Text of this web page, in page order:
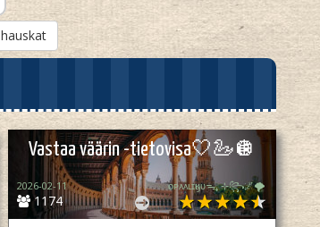
hauskat
Vastaa väärin -tietovisa🤍🦢🪩
1174
2026-02-11 ᴏᴘᴀᴀʟɪӄᴜᴜᯓ₊ ⊹꧂🌌🌪